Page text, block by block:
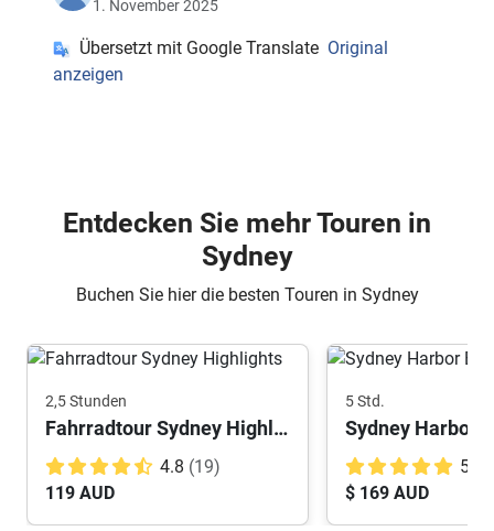
1. November 2025
Übersetzt mit Google Translate Original
anzeigen
Entdecken Sie mehr Touren in
Sydney
Buchen Sie hier die besten Touren in Sydney
2,5 Stunden
Fahrradtour Sydney Highlights
4.8 (19)
119 AUD
5 Std.
Sydney Harbor
5.0
$ 169 AUD